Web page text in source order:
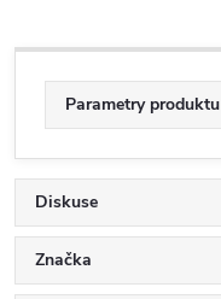
Parametry produktu
Diskuse
Značka